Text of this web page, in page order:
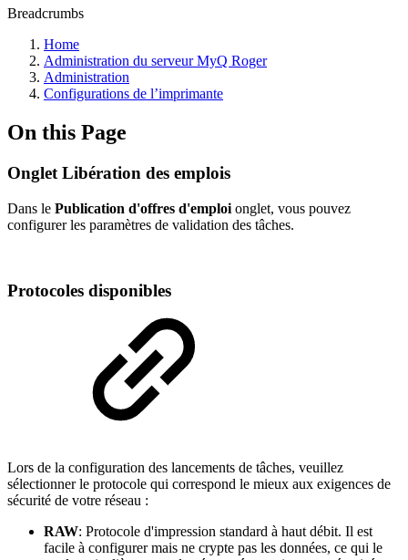
Breadcrumbs
Home
Administration du serveur MyQ Roger
Administration
Configurations de l’imprimante
On this Page
Onglet Libération des emplois
Dans le Publication d'offres d'emploi onglet, vous pouvez
configurer les paramètres de validation des tâches.
Protocoles disponibles
Lors de la configuration des lancements de tâches, veuillez
sélectionner le protocole qui correspond le mieux aux exigences de
sécurité de votre réseau :
RAW: Protocole d'impression standard à haut débit. Il est
facile à configurer mais ne crypte pas les données, ce qui le